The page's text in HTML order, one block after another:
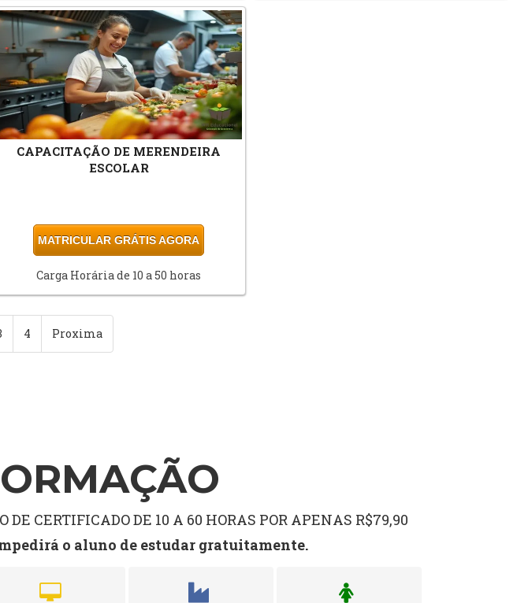
CAPACITAÇÃO DE MERENDEIRA
ESCOLAR
MATRICULAR GRÁTIS AGORA
Carga Horária de 10 a 50 horas
4 Proxima
CERTIFICADO DE 10 A 60 HORAS POR APENAS R$79,90
o aluno de estudar gratuitamente.